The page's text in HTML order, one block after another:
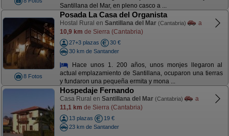
Santillana del Mar, en pleno casco a ...
8 Fotos
Posada La Casa del Organista
Hostal Rural en Santillana del Mar (Cantabria)
a
10,9 km de Sierra (Cantabria)
27+3 plazas
30 €
30 km de Santander
Hace unos 1. 200 años, unos monjes llegaron al
actual emplazamiento de Santillana, ocuparon una tierras
y fundaron una pequeña ermita y mona ...
Hospedaje Fernando
Casa Rural en Santillana del Mar (Cantabria)
a
11,1 km de Sierra (Cantabria)
13 plazas
19 €
23 km de Santander